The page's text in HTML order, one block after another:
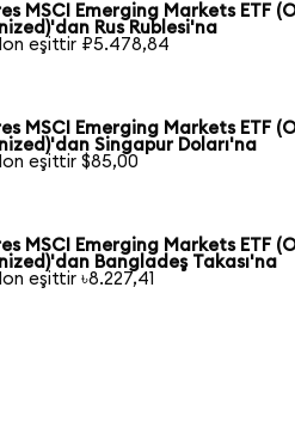
MSCI Emerging Markets ETF
Rus Rublesi'na
eşittir ₽5.478,84
MSCI Emerging Markets ETF
Singapur Doları'na
eşittir $85,00
MSCI Emerging Markets ETF
Bangladeş Takası'na
eşittir ৳8.227,41